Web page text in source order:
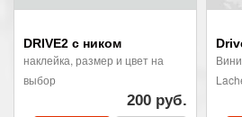
DRIVE2 с ником
наклейка, размер и цвет на
выбор
200 руб.